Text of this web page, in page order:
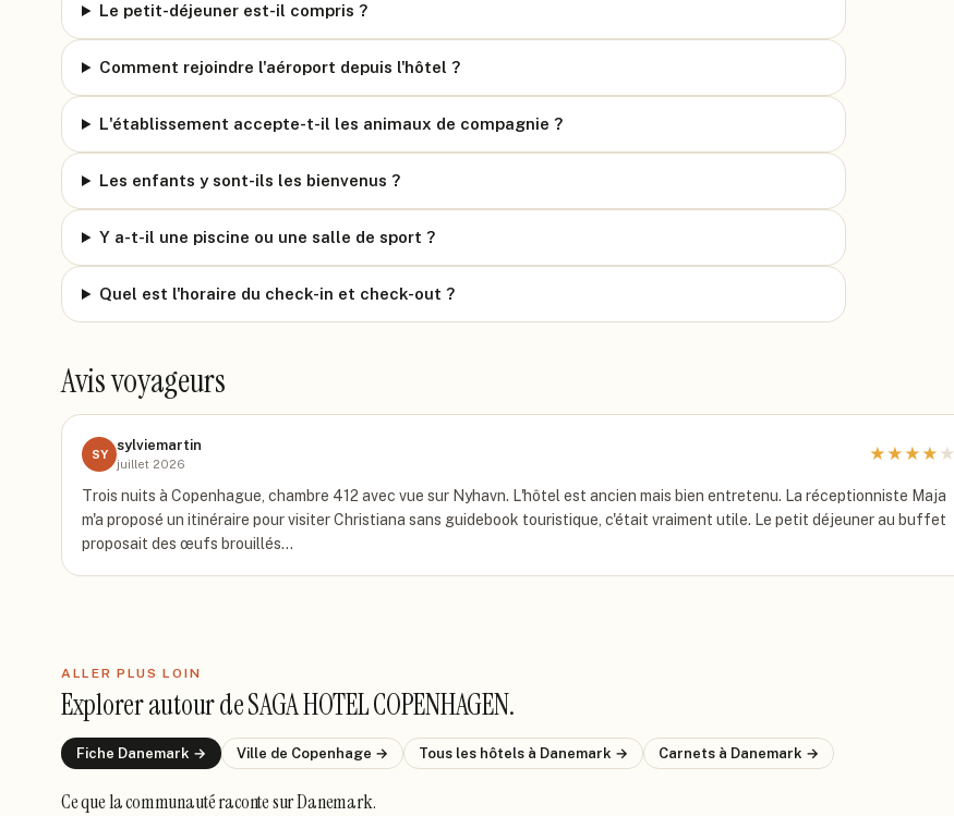
Le petit-déjeuner est-il compris ?
Comment rejoindre l'aéroport depuis l'hôtel ?
L'établissement accepte-t-il les animaux de compagnie ?
Les enfants y sont-ils les bienvenus ?
Y a-t-il une piscine ou une salle de sport ?
Quel est l'horaire du check-in et check-out ?
Avis voyageurs
SY
sylviemartin
juillet 2026
★★★★ ★
Trois nuits à Copenhague, chambre 412 avec vue sur Nyhavn. L'hôtel est ancien mais bien entretenu. La réceptionniste Maja
m'a proposé un itinéraire pour visiter Christiana sans guidebook touristique, c'était vraiment utile. Le petit déjeuner au buffet
proposait des œufs brouillés…
ALLER PLUS LOIN
Explorer autour deSAGA HOTEL COPENHAGEN.
Fiche Danemark → Ville de Copenhage → Tous les hôtels à Danemark → Carnets à Danemark →
Ce que la communauté racontesur Danemark.